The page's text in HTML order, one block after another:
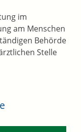
im
am Menschen
Behörde
Stelle